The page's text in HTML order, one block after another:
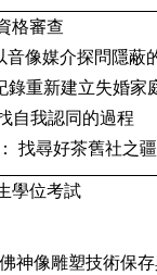
格審查
像媒介探問隱蔽
錄重新建立失婚家
自我認同的過程
找尋好茶舊社之
學位考試
神像雕塑技術保